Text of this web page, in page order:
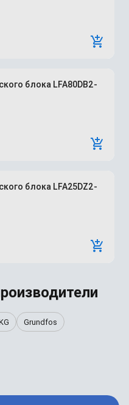
блока LFA80DB2-
блока LFA25DZ2-
Grundfos